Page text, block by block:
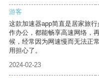
游客
这款加速器app简直是居家旅
作办公，都能畅享高速网络，
候，经常因为网速慢而无法正
用担心了。
2024-02-23